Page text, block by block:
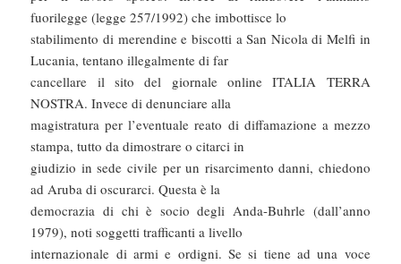
fuorilegge (legge 257/1992) che imbottisce lo
stabilimento di merendine e biscotti a San Nicola di Melfi in
Lucania, tentano illegalmente di far
cancellare il sito del giornale online ITALIA TERRA
NOSTRA. Invece di denunciare alla
magistratura per l’eventuale reato di diffamazione a mezzo
stampa, tutto da dimostrare o citarci in
giudizio in sede civile per un risarcimento danni, chiedono
ad Aruba di oscurarci. Questa è la
democrazia di chi è socio degli Anda-Buhrle (dall’anno
1979), noti soggetti trafficanti a livello
internazionale di armi e ordigni. Se si tiene ad una voce